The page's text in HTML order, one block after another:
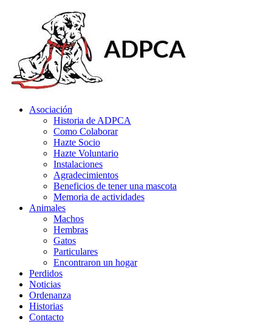
Asociación
Historia de ADPCA
Como Colaborar
Hazte Socio
Hazte Voluntario
Instalaciones
Agradecimientos
Beneficios de tener una mascota
Memoria de actividades
Animales
Machos
Hembras
Gatos
Particulares
Encontraron un hogar
Perdidos
Noticias
Ordenanza
Historias
Contacto